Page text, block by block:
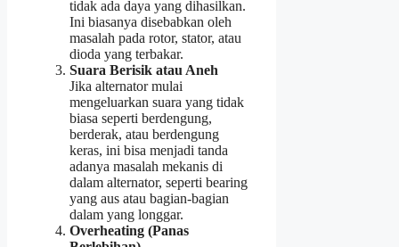
tidak ada daya yang dihasilkan.
Ini biasanya disebabkan oleh
masalah pada rotor, stator, atau
dioda yang terbakar.
Suara Berisik atau Aneh
Jika alternator mulai
mengeluarkan suara yang tidak
biasa seperti berdengung,
berderak, atau berdengung
keras, ini bisa menjadi tanda
adanya masalah mekanis di
dalam alternator, seperti bearing
yang aus atau bagian-bagian
dalam yang longgar.
Overheating (Panas